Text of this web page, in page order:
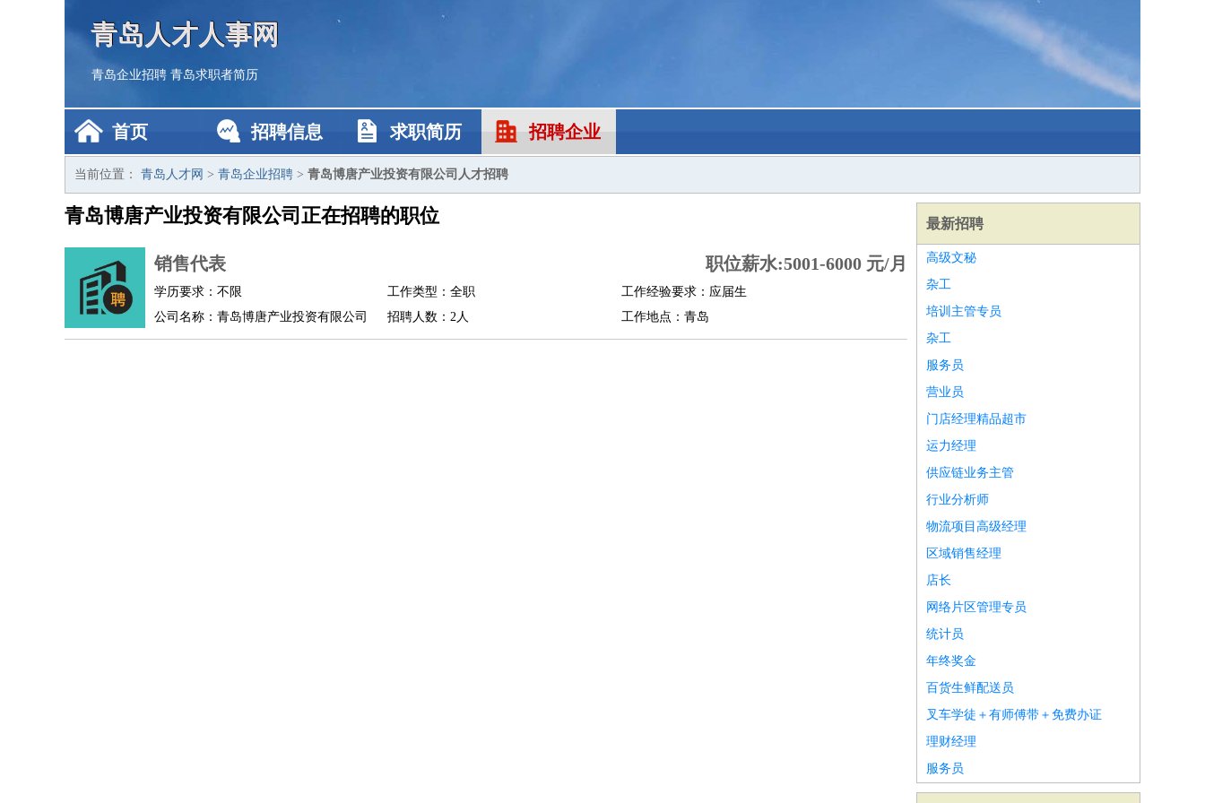
青岛人才人事网
青岛企业招聘 青岛求职者简历
首页 招聘信息 求职简历 招聘企业
当前位置： 青岛人才网 > 青岛企业招聘 > 青岛博唐产业投资有限公司人才招聘
青岛博唐产业投资有限公司正在招聘的职位
销售代表 职位薪水:5001-6000 元/月
学历要求：不限 工作类型：全职
工作经验要求：应届生
公司名称：青岛博唐产业投资有限公司
招聘人数：2人 工作地点：青岛
最新招聘
高级文秘
杂工
培训主管专员
杂工
服务员
营业员
门店经理精品超市
运力经理
供应链业务主管
行业分析师
物流项目高级经理
区域销售经理
店长
网络片区管理专员
统计员
年终奖金
百货生鲜配送员
叉车学徒＋有师傅带＋免费办证
理财经理
服务员